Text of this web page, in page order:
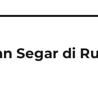
Segar di